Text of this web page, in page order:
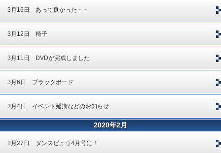
3月13日 あって良かった・・
3月12日 椅子
3月11日 DVDが完成しました
3月6日 ブラックボード
3月4日 イベント延期などのお知らせ
2020年2月
2月27日 ダンスビュウ4月号に！